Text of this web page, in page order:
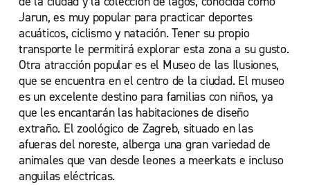
Jarun, es muy popular para practicar deportes
acuáticos, ciclismo y natación. Tener su propio
transporte le permitirá explorar esta zona a su gusto.
Otra atracción popular es el Museo de las Ilusiones,
que se encuentra en el centro de la ciudad. El museo
es un excelente destino para familias con niños, ya
que les encantarán las habitaciones de diseño
extraño. El zoológico de Zagreb, situado en las
afueras del noreste, alberga una gran variedad de
animales que van desde leones a meerkats e incluso
anguilas eléctricas.